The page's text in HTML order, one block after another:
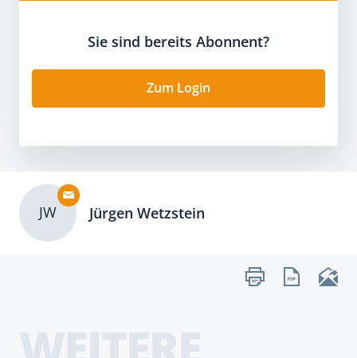
Sie sind bereits Abonnent?
Zum Login
JW Jürgen Wetzstein